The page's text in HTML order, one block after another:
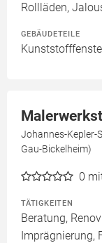
Rollläden,
GEBÄUDETEILE
Johannes-Kepler-
Gau-Bickelheim)
0
TÄTIGKEITEN
Beratung,
Imprägnierung,